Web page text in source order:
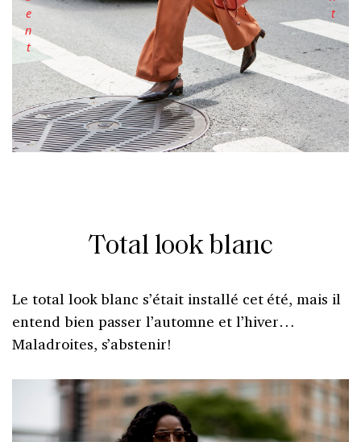
Total look blanc
Le total look blanc s’était installé cet été, mais il
entend bien passer l’automne et l’hiver…
Maladroites, s’abstenir!